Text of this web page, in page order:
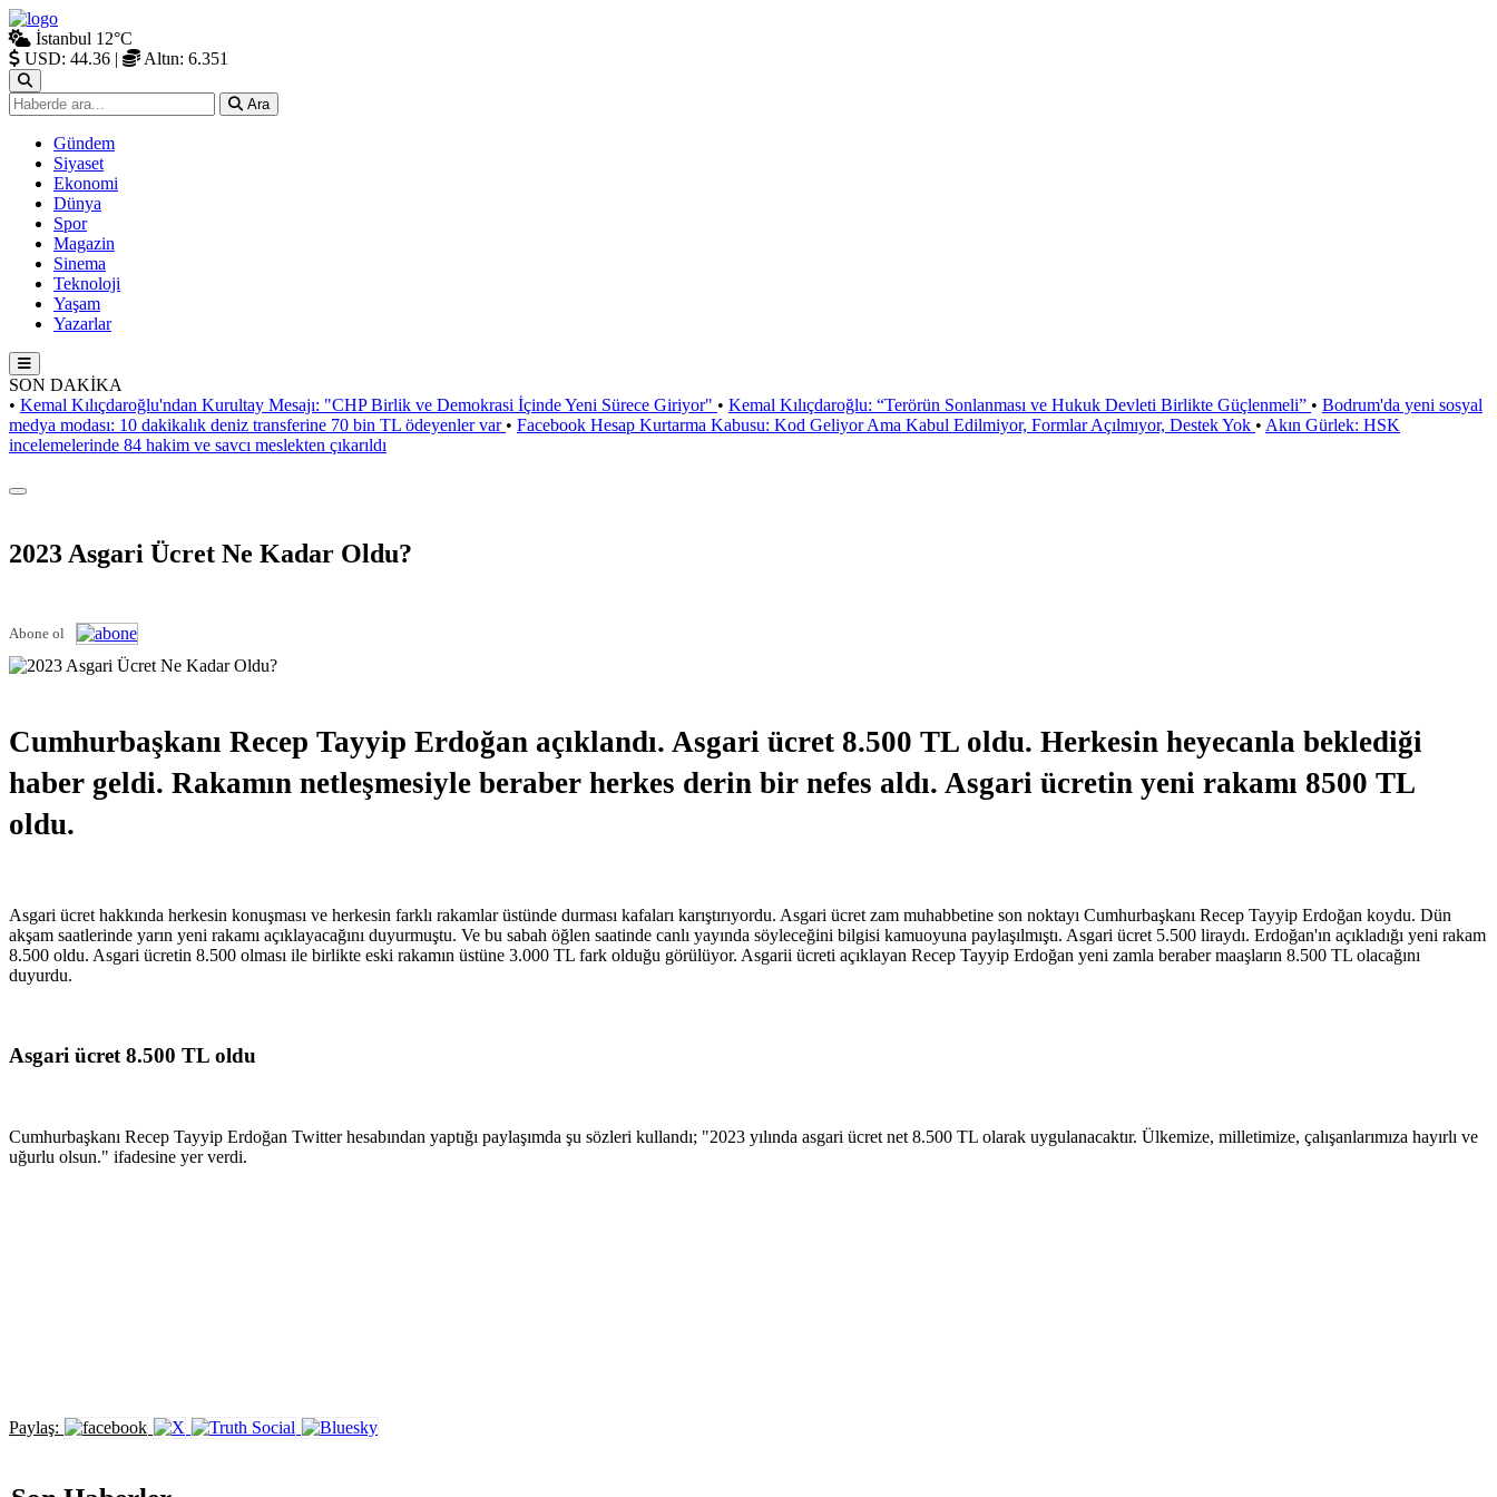
İstanbul 12°C
USD: 44.36 | Altın: 6.351
Ara
Gündem
Siyaset
Ekonomi
Dünya
Spor
Magazin
Sinema
Teknoloji
Yaşam
Yazarlar
SON DAKİKA
• Kemal Kılıçdaroğlu'ndan Kurultay Mesajı: "CHP Birlik ve Demokrasi İçinde Yeni Sürece Giriyor" • Kemal Kılıçdaroğlu: “Terörün Sonlanması ve Hukuk Devleti Birlikte Güçlenmeli” • Bodrum'da yeni sosyal
medya modası: 10 dakikalık deniz transferine 70 bin TL ödeyenler var • Facebook Hesap Kurtarma Kabusu: Kod Geliyor Ama Kabul Edilmiyor, Formlar Açılmıyor, Destek Yok • Akın Gürlek: HSK
incelemelerinde 84 hakim ve savcı meslekten çıkarıldı
2023 Asgari Ücret Ne Kadar Oldu?
Abone ol
Cumhurbaşkanı Recep Tayyip Erdoğan açıklandı. Asgari ücret 8.500 TL oldu. Herkesin heyecanla beklediği
haber geldi. Rakamın netleşmesiyle beraber herkes derin bir nefes aldı. Asgari ücretin yeni rakamı 8500 TL
oldu.
Asgari ücret hakkında herkesin konuşması ve herkesin farklı rakamlar üstünde durması kafaları karıştırıyordu. Asgari ücret zam muhabbetine son noktayı Cumhurbaşkanı Recep Tayyip Erdoğan koydu. Dün
akşam saatlerinde yarın yeni rakamı açıklayacağını duyurmuştu. Ve bu sabah öğlen saatinde canlı yayında söyleceğini bilgisi kamuoyuna paylaşılmıştı. Asgari ücret 5.500 liraydı. Erdoğan'ın açıkladığı yeni rakam
8.500 oldu. Asgari ücretin 8.500 olması ile birlikte eski rakamın üstüne 3.000 TL fark olduğu görülüyor. Asgarii ücreti açıklayan Recep Tayyip Erdoğan yeni zamla beraber maaşların 8.500 TL olacağını
duyurdu.
Asgari ücret 8.500 TL oldu
Cumhurbaşkanı Recep Tayyip Erdoğan Twitter hesabından yaptığı paylaşımda şu sözleri kullandı; "2023 yılında asgari ücret net 8.500 TL olarak uygulanacaktır. Ülkemize, milletimize, çalışanlarımıza hayırlı ve
uğurlu olsun." ifadesine yer verdi.
Paylaş: